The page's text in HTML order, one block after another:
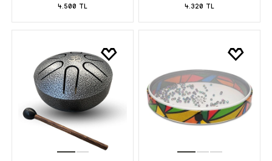
4.500 TL 4.320 TL